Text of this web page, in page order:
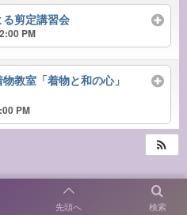
る剪定講習会
PM
教室「着物と和の心」
PM
検索
先頭へ